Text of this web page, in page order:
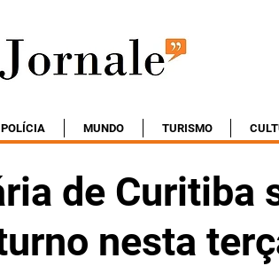
POLÍCIA MUNDO TURISMO
de Curitiba
nesta